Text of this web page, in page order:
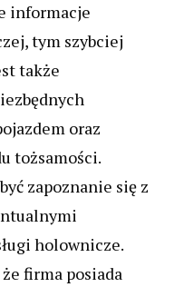
informacje
tym szybciej
także
oraz
tożsamości.
zapoznanie się z
holownicze.
firma posiada